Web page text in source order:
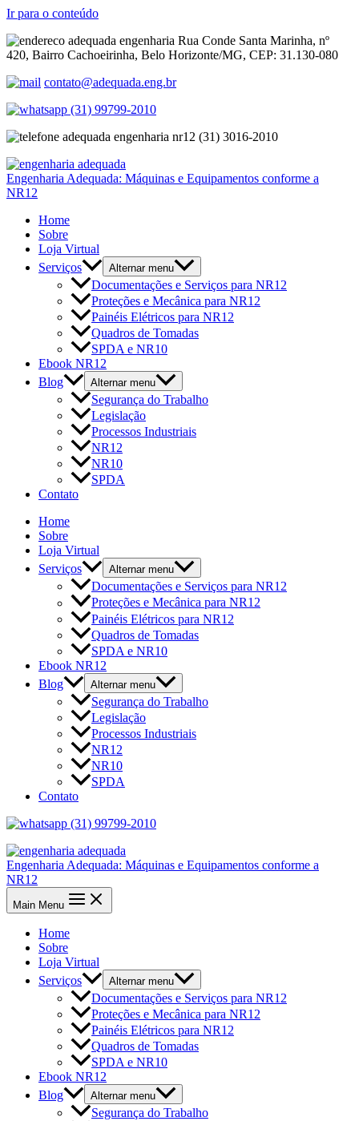
Ir para o conteúdo
Rua Conde Santa Marinha, nº
420, Bairro Cachoeirinha, Belo Horizonte/MG, CEP: 31.130-080
contato@adequada.eng.br
(31) 99799-2010
(31) 3016-2010
Engenharia Adequada: Máquinas e Equipamentos conforme a
NR12
Home
Sobre
Loja Virtual
Serviços
Alternar menu
Documentações e Serviços para NR12
Proteções e Mecânica para NR12
Painéis Elétricos para NR12
Quadros de Tomadas
SPDA e NR10
Ebook NR12
Blog
Alternar menu
Segurança do Trabalho
Legislação
Processos Industriais
NR12
NR10
SPDA
Contato
Home
Sobre
Loja Virtual
Serviços
Alternar menu
Documentações e Serviços para NR12
Proteções e Mecânica para NR12
Painéis Elétricos para NR12
Quadros de Tomadas
SPDA e NR10
Ebook NR12
Blog
Alternar menu
Segurança do Trabalho
Legislação
Processos Industriais
NR12
NR10
SPDA
Contato
(31) 99799-2010
Engenharia Adequada: Máquinas e Equipamentos conforme a
NR12
Main Menu
Home
Sobre
Loja Virtual
Serviços
Alternar menu
Documentações e Serviços para NR12
Proteções e Mecânica para NR12
Painéis Elétricos para NR12
Quadros de Tomadas
SPDA e NR10
Ebook NR12
Blog
Alternar menu
Segurança do Trabalho